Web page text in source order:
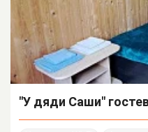
"У дяди Саши"